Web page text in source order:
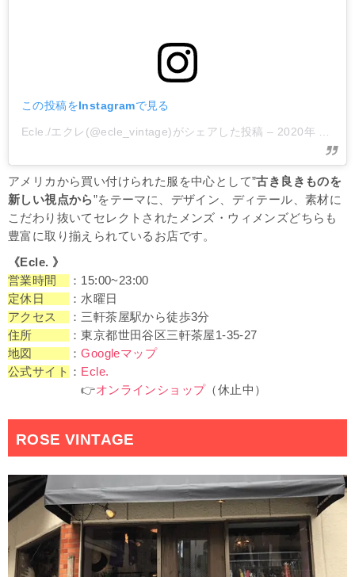
この投稿をInstagramで見る
Ecle./エクレ(@ecle_vintage)がシェアした投稿 – 2020年 3月月18日午後11時32分PDT
アメリカから買い付けられた服を中心として”古き良きものを
新しい視点から”をテーマに、デザイン、ディテール、素材に
こだわり抜いてセレクトされたメンズ・ウィメンズどちらも
豊富に取り揃えられているお店です。
《Ecle. 》
営業時間
：15:00~23:00
定休日
：水曜日
アクセス
：三軒茶屋駅から徒歩3分
住所
：東京都世田谷区三軒茶屋1-35-27
地図
：Googleマップ
公式サイト ： Ecle.
👉オンラインショップ（休止中）
ROSE VINTAGE